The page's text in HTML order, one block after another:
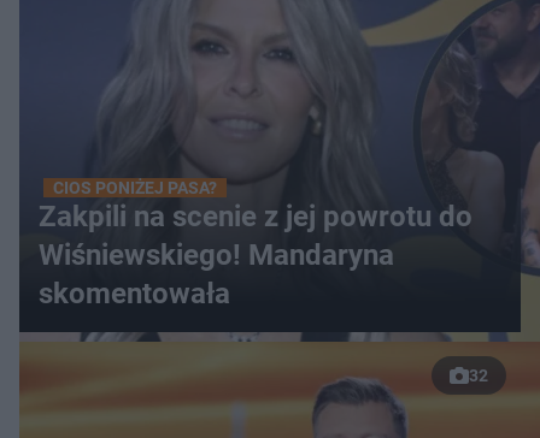
CIOS PONIŻEJ PASA?
Zakpili na scenie z jej powrotu do
Wiśniewskiego! Mandaryna
skomentowała
32